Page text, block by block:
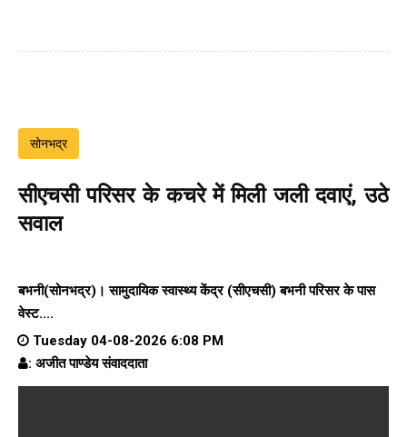
सोनभद्र
सीएचसी परिसर के कचरे में मिली जली दवाएं, उठे
सवाल
बभनी(सोनभद्र)। सामुदायिक स्वास्थ्य केंद्र (सीएचसी) बभनी परिसर के पास
वेस्ट....
Tuesday 04-08-2026 6:08 PM
: अजीत पाण्डेय संवाददाता